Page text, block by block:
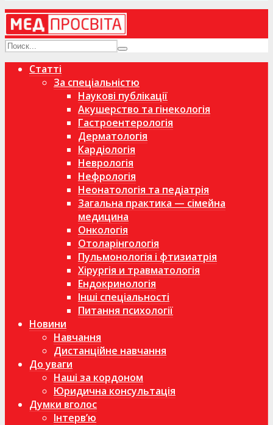
Статті
За спеціальністю
Наукові публікації
Акушерство та гінекологія
Гастроентерологія
Дерматологія
Кардіологія
Неврологія
Нефрологія
Неонатологія та педіатрія
Загальна практика — сімейна
медицина
Онкологія
Отоларінгологія
Пульмонологія і фтизиатрія
Хірургія и травматологія
Ендокринологія
Інші спеціальності
Питання психології
Новини
Навчання
Дистанційне навчання
До уваги
Наші за кордоном
Юридична консультація
Думки вголос
Інтерв’ю